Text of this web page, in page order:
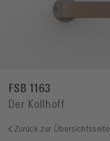
FSB 1163
Der Kollhoff
Zurück zur Übersichtsseite